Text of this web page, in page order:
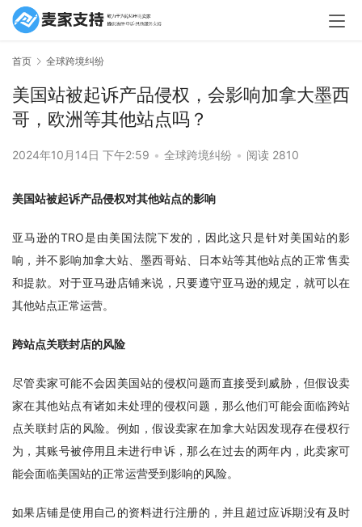
首页 全球跨境纠纷
美国站被起诉产品侵权，会影响加拿大墨西
哥，欧洲等其他站点吗？
2024年10月14日 下午2:59 • 全球跨境纠纷 • 阅读 2810
美国站被起诉产品侵权对其他站点的影响
亚马逊的TRO是由美国法院下发的，因此这只是针对美国站的影
响，并不影响加拿大站、墨西哥站、日本站等其他站点的正常售卖
和提款。对于亚马逊店铺来说，只要遵守亚马逊的规定，就可以在
其他站点正常运营。
跨站点关联封店的风险
尽管卖家可能不会因美国站的侵权问题而直接受到威胁，但假设卖
家在其他站点有诸如未处理的侵权问题，那么他们可能会面临跨站
点关联封店的风险。例如，假设卖家在加拿大站因发现存在侵权行
为，其账号被停用且未进行申诉，那么在过去的两年内，此卖家可
能会面临美国站的正常运营受到影响的风险。
如果店铺是使用自己的资料进行注册的，并且超过应诉期没有及时